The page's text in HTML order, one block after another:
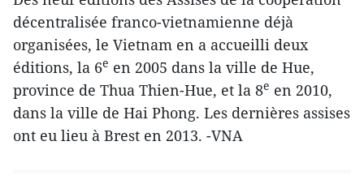
décentralisée franco-vietnamienne déjà
organisées, le Vietnam en a accueilli deux
éditions, la 6e en 2005 dans la ville de Hue,
province de Thua Thien-Hue, et la 8e en 2010,
dans la ville de Hai Phong. Les dernières assises
ont eu lieu à Brest en 2013. -VNA